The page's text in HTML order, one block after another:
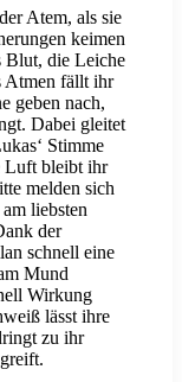
Atem, als sie
keimen
Blut, die Leiche
Atmen fällt ihr
geben nach,
Dabei gleitet
Stimme
Luft bleibt ihr
melden sich
liebsten
der
schnell eine
Mund
Wirkung
lässt ihre
zu ihr